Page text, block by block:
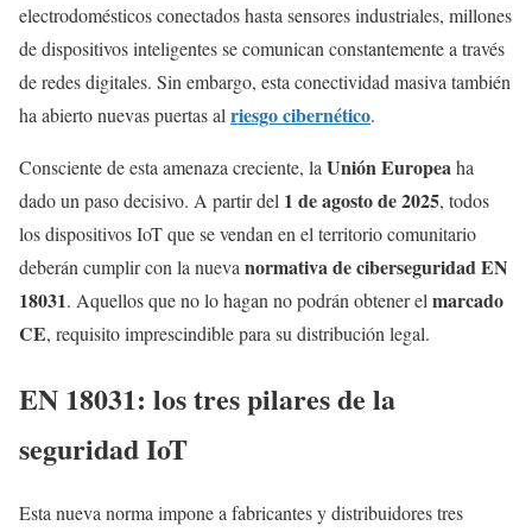
electrodomésticos conectados hasta sensores industriales, millones
de dispositivos inteligentes se comunican constantemente a través
de redes digitales. Sin embargo, esta conectividad masiva también
ha abierto nuevas puertas al riesgo cibernético.
Consciente de esta amenaza creciente, la Unión Europeaha
dado un paso decisivo. A partir del 1 de agosto de 2025, todos
los dispositivos IoT que se vendan en el territorio comunitario
deberán cumplir con la nueva normativa de ciberseguridad EN
18031. Aquellos que no lo hagan no podrán obtener el marcado
CE, requisito imprescindible para su distribución legal.
EN 18031: los tres pilares de la
seguridad IoT
Esta nueva norma impone a fabricantes y distribuidores tres